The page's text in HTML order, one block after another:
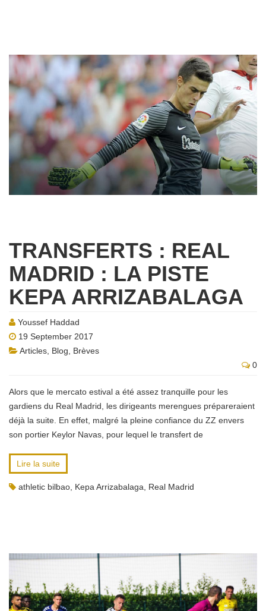
TRANSFERTS : REAL
MADRID : LA PISTE
KEPA ARRIZABALAGA
Youssef Haddad
19 September 2017
Articles Blog
Brèves
0
Alors que le mercato estival a été assez tranquille pour les
gardiens du Real Madrid, les dirigeants merengues prépareraient
déjà la suite. En effet, malgré la pleine confiance du ZZ envers
son portier Keylor Navas, pour lequel le transfert de
Lire la suite
athletic bilbao Kepa Arrizabalaga Real Madrid